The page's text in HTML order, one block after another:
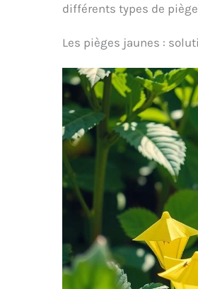
différents types de
Les pièges jaunes :